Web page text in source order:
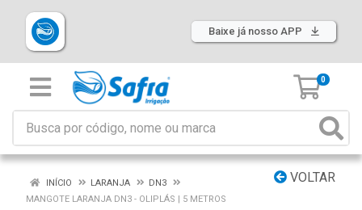
Baixe já nosso APP
0
VOLTAR
INÍCIO LARANJA
DN3
MANGOTE LARANJA DN3 - OLIPLÁS | 5 METROS